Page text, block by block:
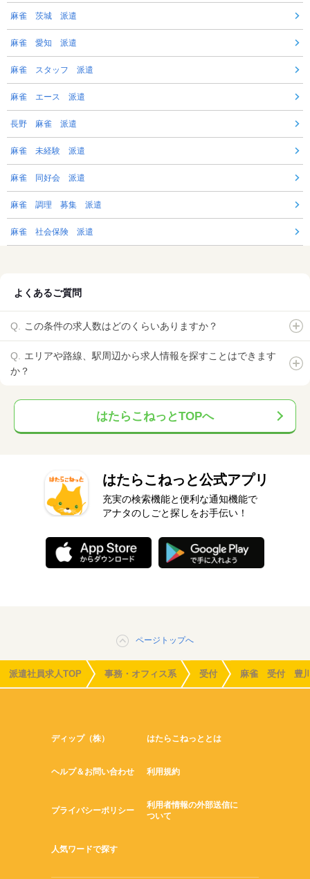
麻雀 茨城 派遣
麻雀 愛知 派遣
麻雀 スタッフ 派遣
麻雀 エース 派遣
長野 麻雀 派遣
麻雀 未経験 派遣
麻雀 同好会 派遣
麻雀 調理 募集 派遣
麻雀 社会保険 派遣
よくあるご質問
この条件の求人数はどのくらいありますか？
エリアや路線、駅周辺から求人情報を探すことはできます
か？
はたらこねっとTOPへ
はたらこねっと公式アプリ
充実の検索機能と便利な通知機能で
アナタのしごと探しをお手伝い！
ページトップへ
派遣社員求人TOP 事務・オフィス系 受付 麻雀 受付 豊
ディップ（株） はたらこねっととは
ヘルプ＆お問い合わせ 利用規約
プライバシーポリシー
利用者情報の外部送信に
ついて
人気ワードで探す